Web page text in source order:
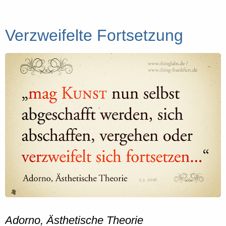
Verzweifelte Fortsetzung
Adorno, Ästhetische Theorie